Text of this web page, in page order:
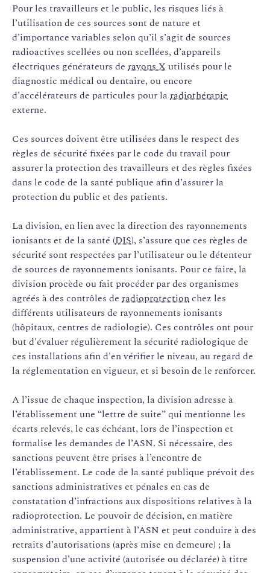
Pour les travailleurs et le public, les risques liés à
l’utilisation de ces sources sont de nature et
d’importance variables selon qu’il s’agit de sources
radioactives scellées ou non scellées, d’appareils
électriques générateurs de rayons X utilisés pour le
diagnostic médical ou dentaire, ou encore
d’accélérateurs de particules pour laradiothérapie
externe.
Ces sources doivent être utilisées dans le respect des
règles de sécurité fixées par le code du travail pour
assurer la protection des travailleurs et des règles fixées
dans le code de la santé publique afin d’assurer la
protection du public et des patients.
La division, en lien avec la direction des rayonnements
ionisants et de la santé (DIS), s’assure que ces règles de
sécurité sont respectées par l’utilisateur ou le détenteur
de sources de rayonnements ionisants. Pour ce faire, la
division procède ou fait procéder par des organismes
agréés à des contrôles de radioprotectionchez les
différents utilisateurs de rayonnements ionisants
(hôpitaux, centres de radiologie). Ces contrôles ont pour
but d'évaluer régulièrement la sécurité radiologique de
ces installations afin d'en vérifier le niveau, au regard de
la réglementation en vigueur, et si besoin de le renforcer.
A l’issue de chaque inspection, la division adresse à
l’établissement une “lettre de suite” qui mentionne les
écarts relevés, le cas échéant, lors de l’inspection et
formalise les demandes de l’ASN. Si nécessaire, des
sanctions peuvent être prises à l’encontre de
l’établissement. Le code de la santé publique prévoit des
sanctions administratives et pénales en cas de
constatation d’infractions aux dispositions relatives à la
radioprotection. Le pouvoir de décision, en matière
administrative, appartient à l’ASN et peut conduire à des
retraits d’autorisations (après mise en demeure) ; la
suspension d’une activité (autorisée ou déclarée) à titre